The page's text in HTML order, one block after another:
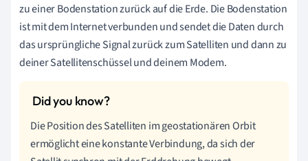
zu einer Bodenstation zurück auf die Erde. Die Bodenstation
ist mit dem Internet verbunden und sendet die Daten durch
das ursprüngliche Signal zurück zum Satelliten und dann zu
deiner Satellitenschüssel und deinem Modem.
Die Position des Satelliten im geostationären Orbit
ermöglicht eine konstante Verbindung, da sich der